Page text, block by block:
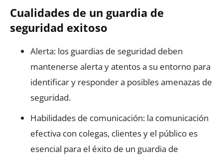
Cualidades de un guardia de
seguridad exitoso
Alerta: los guardias de seguridad deben
mantenerse alerta y atentos a su entorno para
identificar y responder a posibles amenazas de
seguridad.
Habilidades de comunicación: la comunicación
efectiva con colegas, clientes y el público es
esencial para el éxito de un guardia de